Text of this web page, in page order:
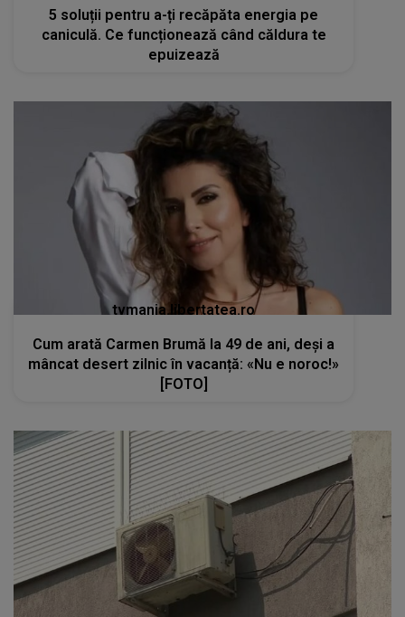
5 soluții pentru a-ți recăpăta energia pe
caniculă. Ce funcționează când căldura te
epuizează
tvmania.libertatea.ro
Cum arată Carmen Brumă la 49 de ani, deși a
mâncat desert zilnic în vacanță: «Nu e noroc!»
[FOTO]